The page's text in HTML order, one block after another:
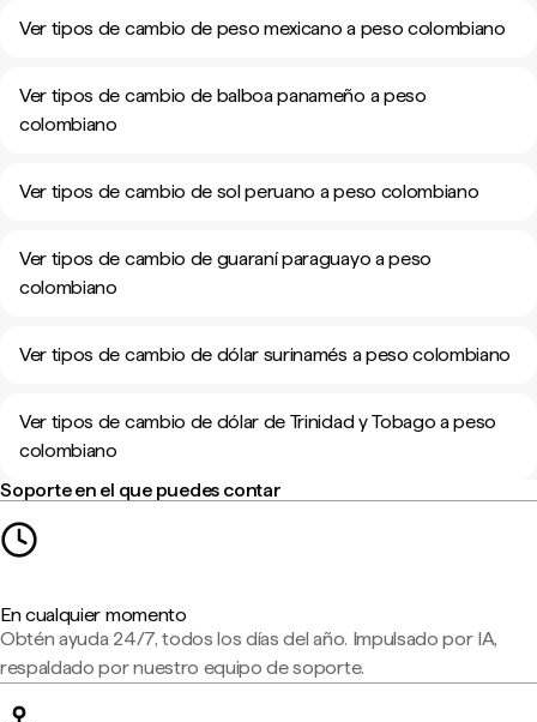
Ver tipos de cambio de peso mexicano a peso colombiano
Ver tipos de cambio de balboa panameño a peso
colombiano
Ver tipos de cambio de sol peruano a peso colombiano
Ver tipos de cambio de guaraní paraguayo a peso
colombiano
Ver tipos de cambio de dólar surinamés a peso colombiano
Ver tipos de cambio de dólar de Trinidad y Tobago a peso
colombiano
Soporte en el que puedes contar
En cualquier momento
Obtén ayuda 24/7, todos los días del año. Impulsado por IA,
respaldado por nuestro equipo de soporte.